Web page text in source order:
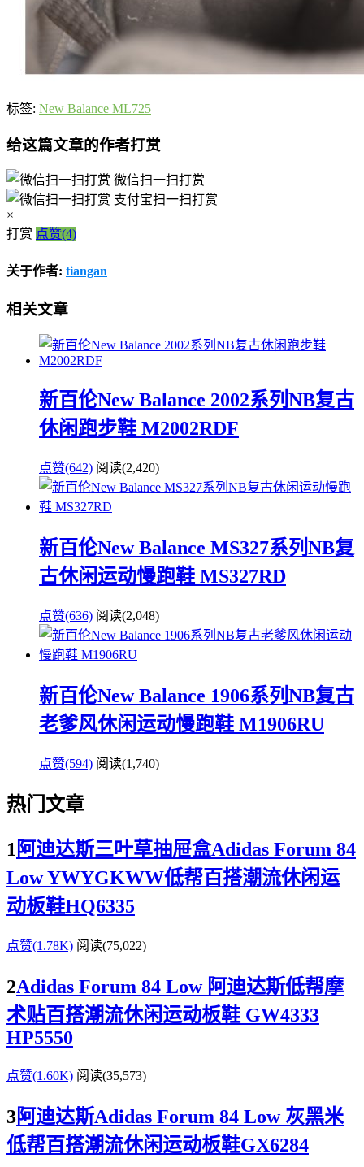
标签: New Balance ML725
给这篇文章的作者打赏
微信扫一扫打赏
支付宝扫一扫打赏
×
打赏 点赞(4)
关于作者: tiangan
相关文章
新百伦New Balance 2002系列NB复古
休闲跑步鞋 M2002RDF
点赞(642) 阅读(2,420)
新百伦New Balance MS327系列NB复
古休闲运动慢跑鞋 MS327RD
点赞(636) 阅读(2,048)
新百伦New Balance 1906系列NB复古
老爹风休闲运动慢跑鞋 M1906RU
点赞(594) 阅读(1,740)
热门文章
1 阿迪达斯三叶草抽屉盒Adidas Forum 84
Low YWYGKWW低帮百搭潮流休闲运
动板鞋HQ6335
点赞(1.78K) 阅读(75,022)
2Adidas Forum 84 Low 阿迪达斯低帮摩
术贴百搭潮流休闲运动板鞋 GW4333
HP5550
点赞(1.60K) 阅读(35,573)
3阿迪达斯Adidas Forum 84 Low 灰黑米
低帮百搭潮流休闲运动板鞋GX6284